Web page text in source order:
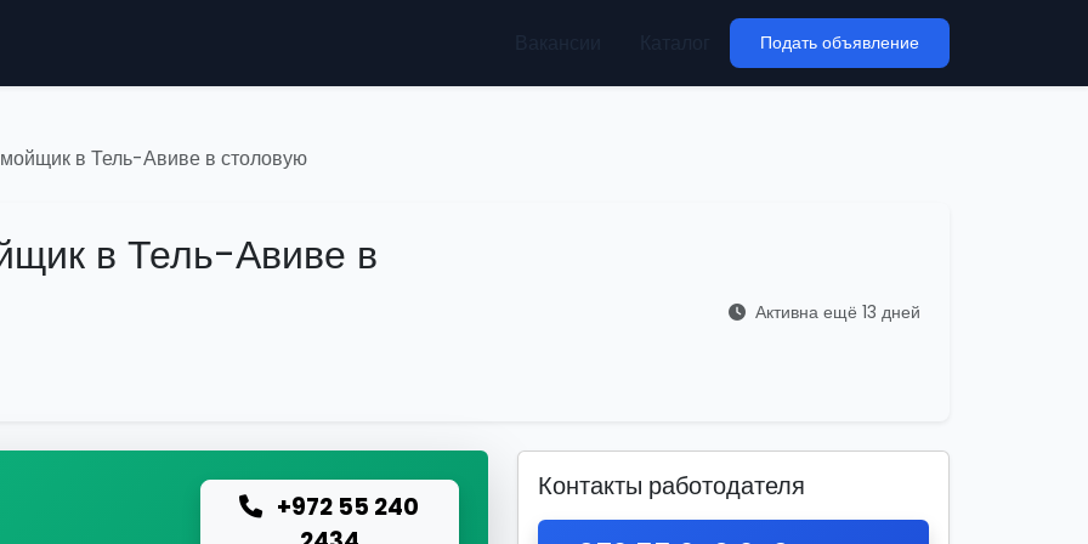
Подать объявление
в Тель-Авиве в столовую
в Тель-Авиве в
Активна ещё 13 дней
+972 55 240
Контакты работодателя